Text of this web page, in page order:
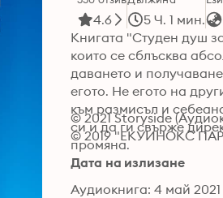
4.6 5 Ч. 1 мин.
Книгата "Студен душ
които се сблъсква
даването и
егото. Не егото на
към размисъл и
си и да ги свърже
промяна.
© 2021 Storyside
© 2019 "ЕКУИНОКС
Дата на излизане
Аудиокнига: 4 май 2021